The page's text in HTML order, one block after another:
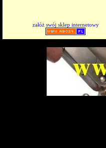
załóż swój sklep internetowy